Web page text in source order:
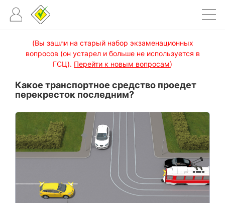
(Вы зашли на старый набор экзаменационных
вопросов (он устарел и больше не используется в
ГСЦ). Перейти к новым вопросам)
Какое транспортное средство проедет
перекресток последним?